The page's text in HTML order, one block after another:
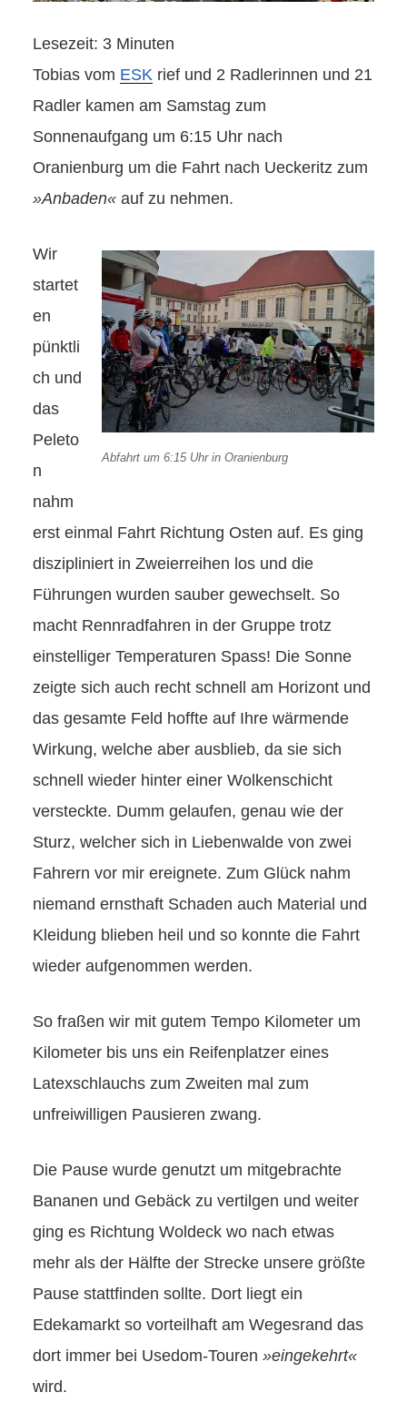
Lesezeit: 3 Minuten
Tobias vom ESK rief und 2 Radlerinnen und 21
Radler kamen am Samstag zum
Sonnenaufgang um 6:15 Uhr nach
Oranienburg um die Fahrt nach Ueckeritz zum
»Anbaden« auf zu nehmen.
Abfahrt um 6:15 Uhr in Oranienburg
Wir
startet
en
pünktli
ch und
das
Peleto
n
nahm
erst einmal Fahrt Richtung Osten auf. Es ging
diszipliniert in Zweierreihen los und die
Führungen wurden sauber gewechselt. So
macht Rennradfahren in der Gruppe trotz
einstelliger Temperaturen Spass! Die Sonne
zeigte sich auch recht schnell am Horizont und
das gesamte Feld hoffte auf Ihre wärmende
Wirkung, welche aber ausblieb, da sie sich
schnell wieder hinter einer Wolkenschicht
versteckte. Dumm gelaufen, genau wie der
Sturz, welcher sich in Liebenwalde von zwei
Fahrern vor mir ereignete. Zum Glück nahm
niemand ernsthaft Schaden auch Material und
Kleidung blieben heil und so konnte die Fahrt
wieder aufgenommen werden.
So fraßen wir mit gutem Tempo Kilometer um
Kilometer bis uns ein Reifenplatzer eines
Latexschlauchs zum Zweiten mal zum
unfreiwilligen Pausieren zwang.
Die Pause wurde genutzt um mitgebrachte
Bananen und Gebäck zu vertilgen und weiter
ging es Richtung Woldeck wo nach etwas
mehr als der Hälfte der Strecke unsere größte
Pause stattfinden sollte. Dort liegt ein
Edekamarkt so vorteilhaft am Wegesrand das
dort immer bei Usedom-Touren »eingekehrt«
wird.